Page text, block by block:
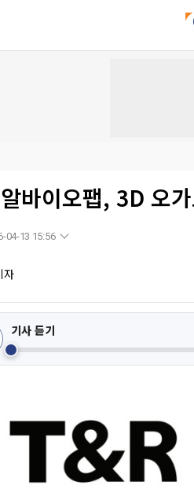
바이오팹, 3D 오
04-13 15:56
자
기사 듣기